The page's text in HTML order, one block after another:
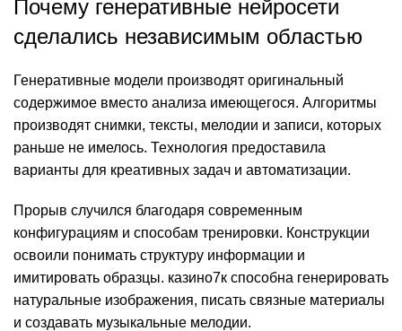
Почему генеративные нейросети
сделались независимым областью
Генеративные модели производят оригинальный
содержимое вместо анализа имеющегося. Алгоритмы
производят снимки, тексты, мелодии и записи, которых
раньше не имелось. Технология предоставила
варианты для креативных задач и автоматизации.
Прорыв случился благодаря современным
конфигурациям и способам тренировки. Конструкции
освоили понимать структуру информации и
имитировать образцы. казино7к способна генерировать
натуральные изображения, писать связные материалы
и создавать музыкальные мелодии.